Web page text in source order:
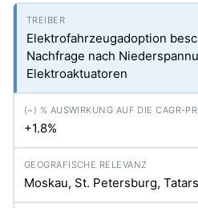
Elektrofahrzeugadoption
Nachfrage nach
Elektroaktuatoren
+1.8%
Moskau, St. Petersburg,